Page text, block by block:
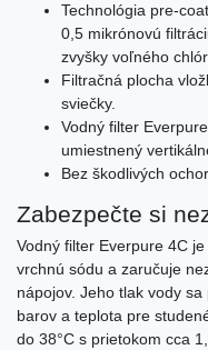
Technológia pre-
0,5 mikrónovú
zvyšky voľného
Filtračná plocha
sviečky.
Vodný filter
umiestnený
Bez škodlivých
Zabezpečte si
Vodný filter Everpure 4C
vrchnú sódu a zaručuje
nápojov. Jeho tlak vody
barov a teplota pre
do 38°C s prietokom cca